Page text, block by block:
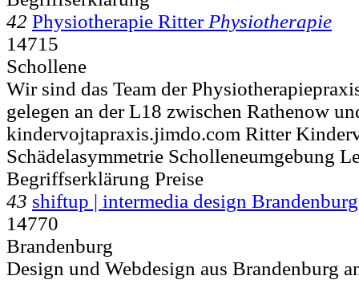
42 Physiotherapie Ritter Physiotherapie
14715
Schollene
Wir sind das Team der
gelegen an der L18 zwischen Rathenow
kindervojtapraxis.jimdo.com Ritter
Schädelasymmetrie Scholleneumgebung
Begriffserklärung Preise
43 shiftup | intermedia design
14770
Brandenburg
Design und Webdesign aus Brandenburg